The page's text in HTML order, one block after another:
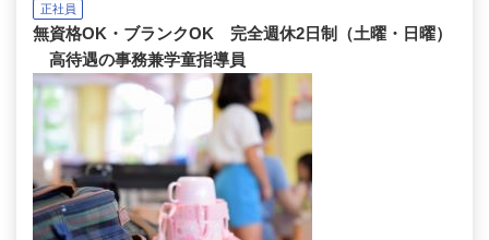
正社員
無資格OK・ブランクOK 完全週休2日制（土曜・日曜）
高待遇の事務兼学童指導員